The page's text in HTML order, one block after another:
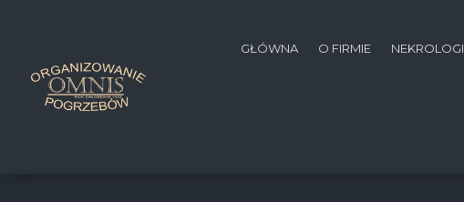
GŁÓWNA O FIRMIE NEKROLOGI